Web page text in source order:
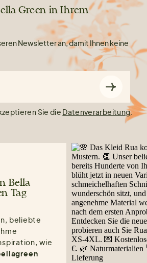
Green in Ihrem
Newsletter an, damit Ihnen keine
Sie die Datenverarbeitung.
Bella
Tag
beliebte
wie